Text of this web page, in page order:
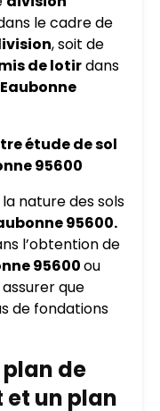
le cadre de
, soit de
de lotirdans
Eaubonne
étude de sol
95600
nature des sols
95600.
l’obtention de
95600ou
que
de fondations
de
un plan